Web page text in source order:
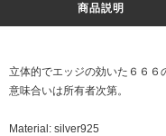
商品説明
立体的でエッジの効いた６６６
意味合いは所有者次第。
Material: silver925